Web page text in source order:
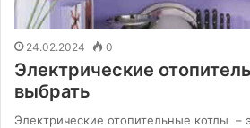
24.02.2024 0
Электрические
выбрать
Электрические отопительные котлы –